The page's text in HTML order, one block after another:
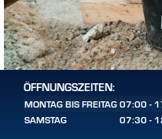
ÖFFNUNGSZEITEN:
MONTAG BIS FREITAG07:00 -
SAMSTAG
07:30 -